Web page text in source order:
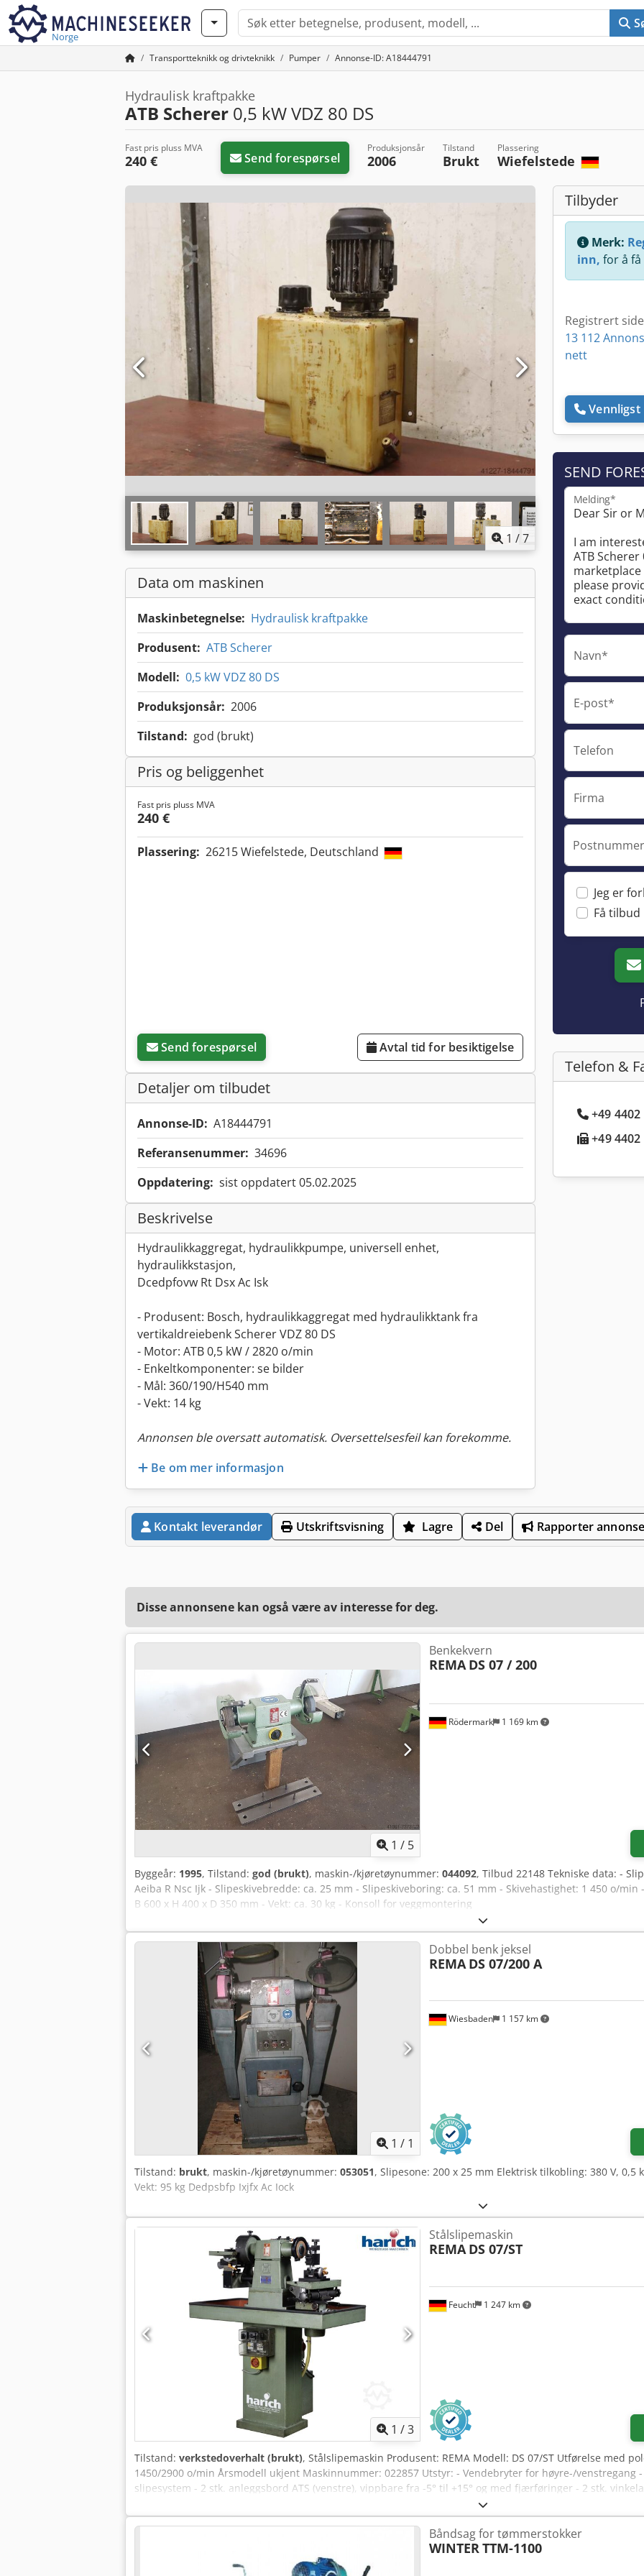
Norge
Transportteknikk og drivteknikk Pumper Annonse-ID: A18444791
Hydraulisk kraftpakke
ATB Scherer 0,5 kW VDZ 80 DS
Fast pris pluss MVA
240 € Send forespørsel
Produksjonsår
2006
Tilstand
Brukt
Plassering
Wiefelstede
1 /7
Data om maskinen
Maskinbetegnelse: Hydraulisk kraftpakke
Produsent: ATB Scherer
Modell: 0,5 kW VDZ 80 DS
Produksjonsår: 2006
Tilstand: god (brukt)
Pris og beliggenhet
Fast pris pluss MVA
240 €
Plassering: 26215 Wiefelstede, Deutschland
Send forespørsel Avtal tid for besiktigelse
Detaljer om tilbudet
Annonse-ID: A18444791
Referansenummer: 34696
Oppdatering: sist oppdatert 05.02.2025
Beskrivelse
Hydraulikkaggregat, hydraulikkpumpe, universell enhet,
hydraulikkstasjon,
Dcedpfovw Rt Dsx Ac Isk
- Produsent: Bosch, hydraulikkaggregat med hydraulikktank fra
vertikaldreiebenk Scherer VDZ 80 DS
- Motor: ATB 0,5 kW / 2820 o/min
- Enkeltkomponenter: se bilder
- Mål: 360/190/H540 mm
- Vekt: 14 kg
Annonsen ble oversatt automatisk. Oversettelsesfeil kan forekomme.
Be om mer informasjon
Tilbyder
Merk:
inn, for å
Registrert
13 112
nett
SEND
Melding*
Navn*
E-post*
Telefon
Firma
Jeg er
Få
Telefon &
+49
+49
Kontakt leverandør Utskriftsvisning Lagre Del Rapporter
Disse annonsene kan også være av interesse for deg.
1 / 5
Rödermark 1 169 km
Benkekvern
REMA DS 07 / 200
Byggeår: 1995, Tilstand: god (brukt), maskin-/kjøretøynummer: 044092, Tilbud 22148 Tekniske data: -
Aeiba R Nsc Ijk - Slipeskivebredde: ca. 25 mm - Slipeskiveboring: ca. 51 mm - Skivehastighet: 1 450 o/min
B 600 x H 400 x D 350 mm - Vekt: ca. 30 kg - Konsoll for veggmontering
1 / 1
Wiesbaden 1 157 km
Dobbel benk jeksel
REMA DS 07/200 A
Tilstand: brukt, maskin-/kjøretøynummer: 053051, Slipesone: 200 x 25 mm Elektrisk tilkobling: 380 V, 0,5
Vekt: 95 kg Dedpsbfp Ixjfx Ac Iock
1 /3
Feucht 1 247 km
Stålslipemaskin
REMA DS 07/ST
Tilstand: verkstedoverhalt (brukt), Stålslipemaskin Produsent: REMA Modell: DS 07/ST Utførelse med
1450/2900 o/min Årsmodell ukjent Maskinnummer: 022857 Utstyr: - Vendebryter for høyre-/venstregang
slipesystem - 2 stk. anleggsbord ATS (venstre), vippbare fra -5° til +15° og med fjærføringer - 2 stk.
(høyre) for sliping av spånledetrinn - Stålholder for ATK-anleggsbord, 360° dreibar, svingbar, med
av spåndybde - Forstørret beskyttelsesdeksel (venstre) med silisiumkarbid koppstein Ø 175 mm med
(høyre) for slipeskiver Ø 125 mm med monteringsflens - Bruksanvisning Dcsdpfx Ajhvu Tmsc Ijk Brukt,
Båndsag for tømmerstokker
WINTERTTM-1100